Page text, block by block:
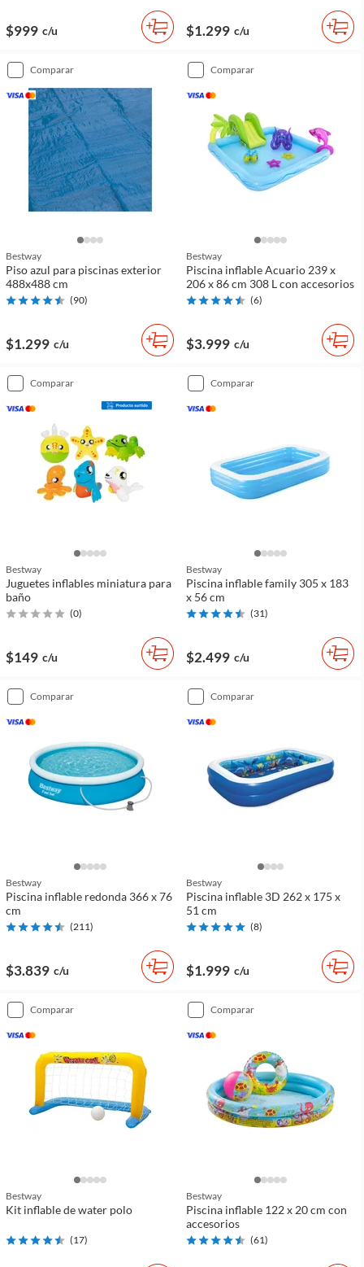
$999 c/u $1.299 c/u
comparar
Bestway
Piso azul para piscinas exterior
488x488 cm
(90)
$1.299 c/u
comparar
Bestway
Piscina inflable Acuario 239 x
206 x 86 cm 308 L con accesorios
(6)
$3.999 c/u
comparar
Bestway
Juguetes inflables miniatura para
baño
(0)
$149 c/u
comparar
Bestway
Piscina inflable family 305 x 183
x 56 cm
(31)
$2.499 c/u
comparar
Bestway
Piscina inflable redonda 366 x 76
cm
(211)
$3.839 c/u
comparar
Bestway
Piscina inflable 3D 262 x 175 x
51 cm
(8)
$1.999 c/u
comparar
Bestway
Kit inflable de water polo
(17)
comparar
Bestway
Piscina inflable 122 x 20 cm con
accesorios
(61)